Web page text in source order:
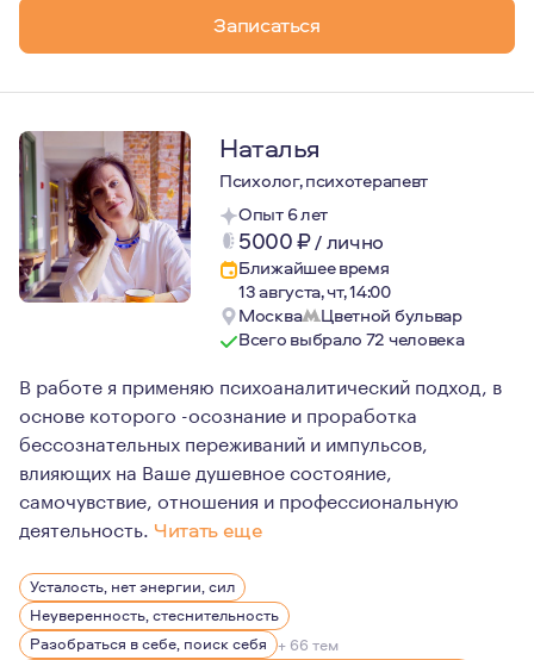
Записаться
Наталья
Психолог, психотерапевт
Опыт 6 лет
5000₽/лично
Ближайшее время
13 августа, чт, 14:00
Москва
Цветной бульвар
Всего выбрало 72 человека
В работе я применяю психоаналитический подход, в
основе которого -осознание и проработка
бессознательных переживаний и импульсов,
влияющих на Ваше душевное состояние,
самочувствие, отношения и профессиональную
деятельность. Читать еще
Искренне убеждена, что каждый человек имеет
Усталость, нет энергии, сил
Неуверенность, стеснительность
Разобраться в себе, поиск себя + 66 тем